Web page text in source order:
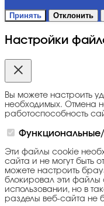
Принять Отклонить
Настройки
Вы можете настроить
необходимых. Отмена
работоспособность
Эти файлы cookie
сайта и не могут быть
можете настроить
блокировал эти файлы
использовании, но в
разделы веб-сайта не